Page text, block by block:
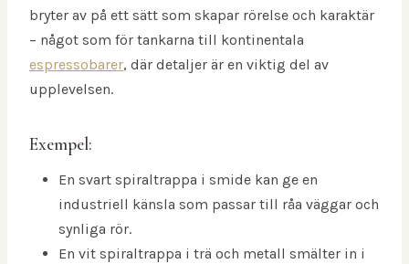
bryter av på ett sätt som skapar rörelse och karaktär
– något som för tankarna till kontinentala
espressobarer, där detaljer är en viktig del av
upplevelsen.
Exempel:
En svart spiraltrappa i smide kan ge en
industriell känsla som passar till råa väggar och
synliga rör.
En vit spiraltrappa i trä och metall smälter in i